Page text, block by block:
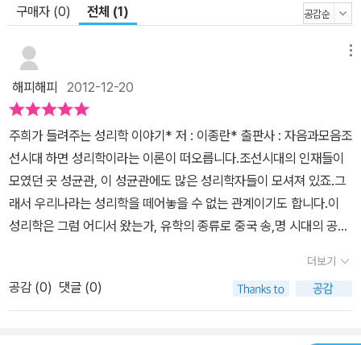
구매자 (0) 전체 (1)
해피해피 2012-12-20
주희가 들려주는 성리학 이야기* 저 : 이종란* 출판사 : 자음과모음조
선시대 하면 성리학이라는 이론이 떠오릅니다.조선시대의 인재들이
모였던 곳 성균관, 이 성균관에도 많은 성리학자들이 모셔져 있죠.그
래서 우리나라는 성리학을 떼어놓을 수 없는 관계이기도 합니다.이
성리학은 그럼 어디서 왔는가, 유학의 종류로 중국 송,명 시대의 공자
성리학이라고도 불립니다.이를 송의 주희(朱熹)가 집대성하였지요.
주자라고도 불린 학자입니다.조선시대가 성리학의 원칙이 적용되던
시기이기 때문에 우리 생활에도 밀접한 관계가 있습니다.제사, 혼례,
더보기
공감 (0) 댓글 (0)